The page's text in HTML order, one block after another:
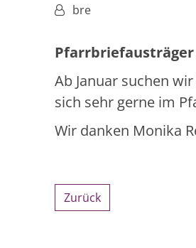
Von:bre
Pfarrbriefausträger
Ab Januar suchen
sich sehr gerne im
Wir danken Monika
Zurück